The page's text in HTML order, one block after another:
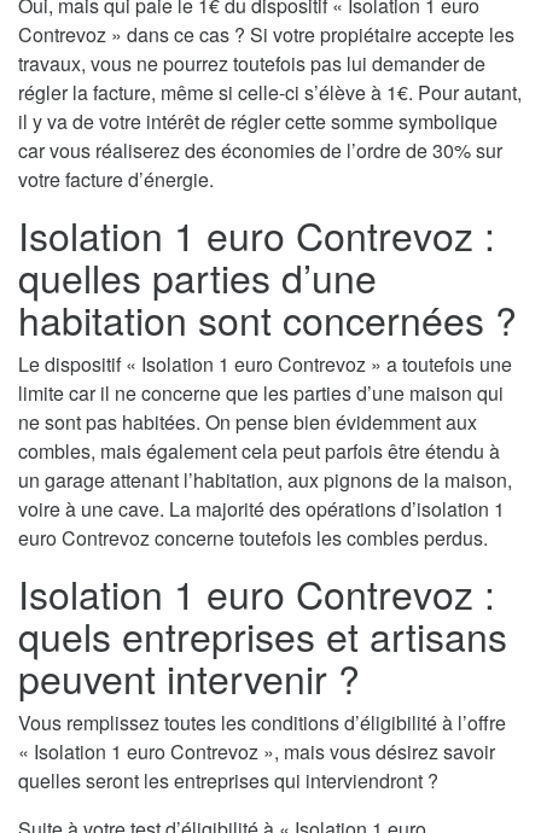
Contrevoz » dans ce cas ? Si votre propiétaire accepte les
travaux, vous ne pourrez toutefois pas lui demander de
régler la facture, même si celle-ci s’élève à 1€. Pour autant,
il y va de votre intérêt de régler cette somme symbolique
car vous réaliserez des économies de l’ordre de 30% sur
votre facture d’énergie.
Isolation 1 euro Contrevoz :
quelles parties d’une
habitation sont concernées ?
Le dispositif « Isolation 1 euro Contrevoz » a toutefois une
limite car il ne concerne que les parties d’une maison qui
ne sont pas habitées. On pense bien évidemment aux
combles, mais également cela peut parfois être étendu à
un garage attenant l’habitation, aux pignons de la maison,
voire à une cave. La majorité des opérations d’isolation 1
euro Contrevoz concerne toutefois les combles perdus.
Isolation 1 euro Contrevoz :
quels entreprises et artisans
peuvent intervenir ?
Vous remplissez toutes les conditions d’éligibilité à l’offre
« Isolation 1 euro Contrevoz », mais vous désirez savoir
quelles seront les entreprises qui interviendront ?